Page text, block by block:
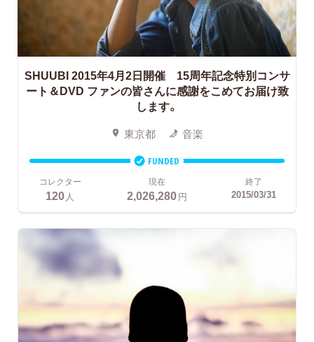
SHUUBI 2015年4月2日開催 15周年記念特別コンサ
ート＆DVD ファンの皆さんに感謝をこめてお届け致
します。
東京都 音楽
FUNDED
コレクター
120人
現在
2,026,280円
終了
2015/03/31